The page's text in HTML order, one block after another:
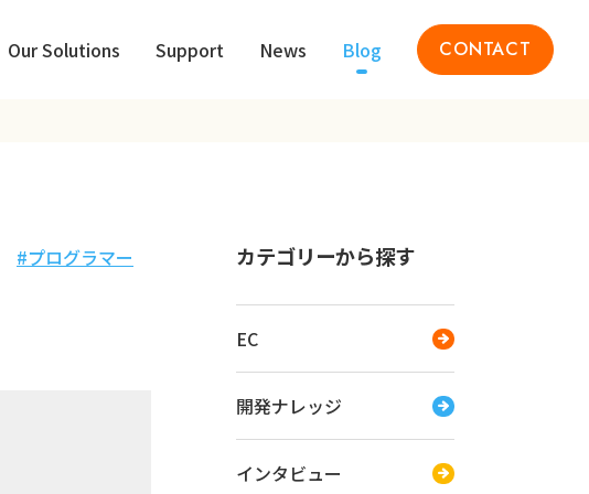
Our Solutions Support News Blog CONTACT
カテゴリーから探す
EC
開発ナレッジ
インタビュー
プログラマー